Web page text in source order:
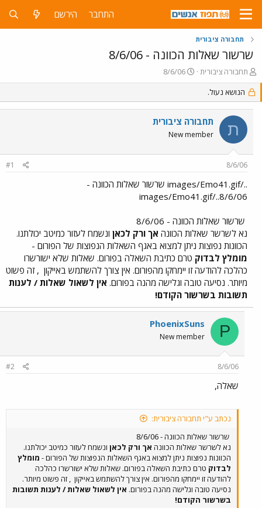
התחבר הירשם
תחבורה ציבורית
שרשור שאלות הכוונה - 8/6/06
פ
ו
ת
ח
נ
ו
א
תחבורה ציבורית
פ
ו
ס
ב
ת
ר
8/6/06
הנושא נעול.
ת תחבורה ציבורית
New member
8/6/06
#1
../images/Emo41.gif שרשור שאלות הכוונה -
8/6/06../images/Emo41.gif
שרשור שאלות הכוונה - 8/6/06
נא לשרשר שאלות הכוונה אך ורק לכאן ונשמח לעזור כמיטב יכולתנו.
הכוונות נפוצות ניתן למצוא באגף השאלות הנפוצות של הפורום -
מומלץ לבדוק טרם כתיבת השאלה בפורום. שאלות שלא ישורשרו
כהלכה להודעה זו יימחקו מהפורום. אין צורך להשתמש באייקון , זה פשוט
מיותר. נסיעה טובה וגלישה מהנה בפורום. אין לשאול שאלות / לענות
תשובות בשרשור הקודם!
P
PhoenixSuns
New member
8/6/06
#2
שאלה,
נכתב ע"י תחבורה ציבורית:
שרשור שאלות הכוונה - 8/6/06
נא לשרשר שאלות הכוונה אך ורק לכאן ונשמח לעזור כמיטב יכולתנו.
הכוונות נפוצות ניתן למצוא באגף השאלות הנפוצות של הפורום - מומלץ
לבדוק טרם כתיבת השאלה בפורום. שאלות שלא ישורשרו כהלכה
להודעה זו יימחקו מהפורום. אין צורך להשתמש באייקון
, זה פשוט מיותר.
נסיעה טובה וגלישה מהנה בפורום. אין לשאול שאלות / לענות תשובות
בשרשור הקודם!